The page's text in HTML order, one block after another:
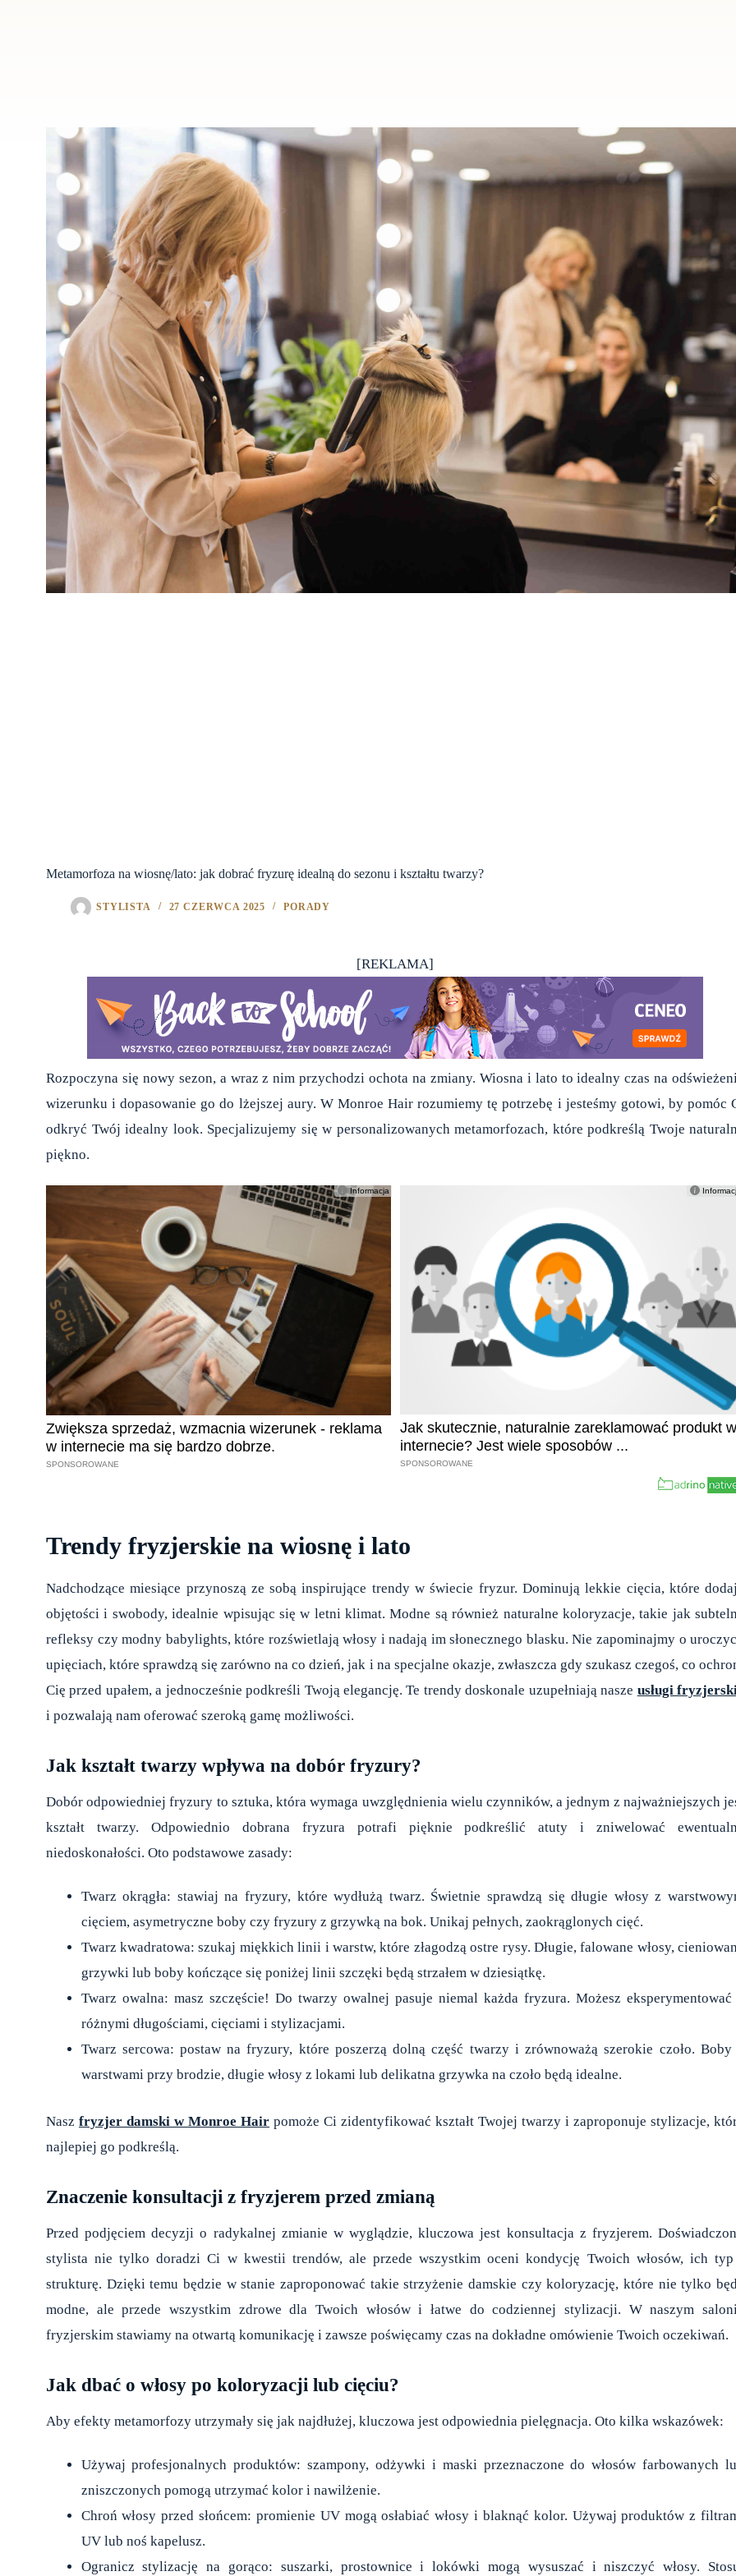
Metamorfoza na wiosnę/lato: jak dobrać fryzurę idealną do sezonu i kształtu twarzy?
STYLISTA 27 CZERWCA 2025 PORADY
[REKLAMA]
Rozpoczyna się nowy sezon, a wraz z nim przychodzi ochota na zmiany. Wiosna i lato to idealny czas na
wizerunku i dopasowanie go do lżejszej aury. W Monroe Hair rozumiemy tę potrzebę i jesteśmy gotowi, by pomóc
odkryć Twój idealny look. Specjalizujemy się w personalizowanych metamorfozach, które podkreślą Twoje
piękno.
Trendy fryzjerskie na wiosnę i lato
Nadchodzące miesiące przynoszą ze sobą inspirujące trendy w świecie fryzur. Dominują lekkie cięcia, które
objętości i swobody, idealnie wpisując się w letni klimat. Modne są również naturalne koloryzacje, takie jak
refleksy czy modny babylights, które rozświetlają włosy i nadają im słonecznego blasku. Nie zapominajmy o
upięciach, które sprawdzą się zarówno na co dzień, jak i na specjalne okazje, zwłaszcza gdy szukasz czegoś, co
Cię przed upałem, a jednocześnie podkreśli Twoją elegancję. Te trendy doskonale uzupełniają nasze usługi
i pozwalają nam oferować szeroką gamę możliwości.
Jak kształt twarzy wpływa na dobór fryzury?
Dobór odpowiedniej fryzury to sztuka, która wymaga uwzględnienia wielu czynników, a jednym z najważniejszych
kształt twarzy. Odpowiednio dobrana fryzura potrafi pięknie podkreślić atuty i zniwelować
niedoskonałości. Oto podstawowe zasady:
Twarz okrągła: stawiaj na fryzury, które wydłużą twarz. Świetnie sprawdzą się długie włosy z
cięciem, asymetryczne boby czy fryzury z grzywką na bok. Unikaj pełnych, zaokrąglonych cięć.
Twarz kwadratowa: szukaj miękkich linii i warstw, które złagodzą ostre rysy. Długie, falowane włosy,
grzywki lub boby kończące się poniżej linii szczęki będą strzałem w dziesiątkę.
Twarz owalna: masz szczęście! Do twarzy owalnej pasuje niemal każda fryzura. Możesz
różnymi długościami, cięciami i stylizacjami.
Twarz sercowa: postaw na fryzury, które poszerzą dolną część twarzy i zrównoważą szerokie czoło.
warstwami przy brodzie, długie włosy z lokami lub delikatna grzywka na czoło będą idealne.
Naszfryzjer damski w Monroe Hair pomoże Ci zidentyfikować kształt Twojej twarzy i zaproponuje stylizacje,
najlepiej go podkreślą.
Znaczenie konsultacji z fryzjerem przed zmianą
Przed podjęciem decyzji o radykalnej zmianie w wyglądzie, kluczowa jest konsultacja z fryzjerem.
stylista nie tylko doradzi Ci w kwestii trendów, ale przede wszystkim oceni kondycję Twoich włosów, ich
strukturę. Dzięki temu będzie w stanie zaproponować takie strzyżenie damskie czy koloryzację, które nie tylko
modne, ale przede wszystkim zdrowe dla Twoich włosów i łatwe do codziennej stylizacji. W naszym
fryzjerskim stawiamy na otwartą komunikację i zawsze poświęcamy czas na dokładne omówienie Twoich oczekiwań.
Jak dbać o włosy po koloryzacji lub cięciu?
Aby efekty metamorfozy utrzymały się jak najdłużej, kluczowa jest odpowiednia pielęgnacja. Oto kilka wskazówek:
Używaj profesjonalnych produktów: szampony, odżywki i maski przeznaczone do włosów farbowanych
zniszczonych pomogą utrzymać kolor i nawilżenie.
Chroń włosy przed słońcem: promienie UV mogą osłabiać włosy i blaknąć kolor. Używaj produktów z
UV lub noś kapelusz.
Ogranicz stylizację na gorąco: suszarki, prostownice i lokówki mogą wysuszać i niszczyć włosy.